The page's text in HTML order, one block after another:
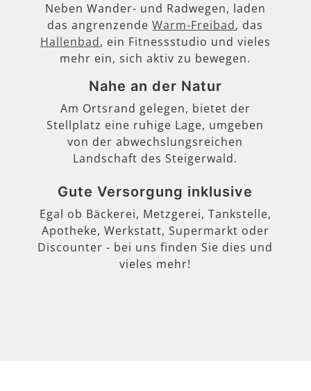
Neben Wander- und Radwegen, laden
das angrenzendeWarm-Freibad, das
Hallenbad, ein Fitnessstudio und vieles
mehr ein, sich aktiv zu bewegen.
Nahe an der Natur
Am Ortsrand gelegen, bietet der
Stellplatz eine ruhige Lage, umgeben
von der abwechslungsreichen
Landschaft des Steigerwald.
Gute Versorgung inklusive
Egal ob Bäckerei, Metzgerei, Tankstelle,
Apotheke, Werkstatt, Supermarkt oder
Discounter - bei uns finden Sie dies und
vieles mehr!